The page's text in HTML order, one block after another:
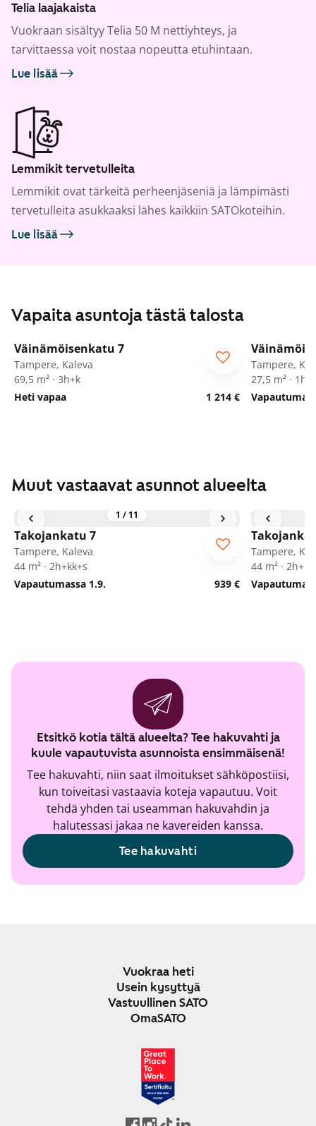
Telia laajakaista
Vuokraan sisältyy Telia 50 M nettiyhteys, ja
tarvittaessa voit nostaa nopeutta etuhintaan.
Lue lisää
Lemmikit tervetulleita
Lemmikit ovat tärkeitä perheenjäseniä ja lämpimästi
tervetulleita asukkaaksi lähes kaikkiin SATOkoteihin.
Lue lisää
Vapaita asuntoja tästä talosta
/28
Väinämöisenkatu 7
Tampere, Kaleva
69,5 m² · 3h+k
Heti vapaa
1 214 €
Tampere,
27,5 m² ·
Muut vastaavat asunnot alueelta
1 / 11
Takojankatu 7
Tampere, Kaleva
44 m² · 2h+kk+s
Vapautumassa 1.9.
939 €
Tampere,
44 m² ·
Etsitkö kotia tältä alueelta? Tee hakuvahti ja
kuule vapautuvista asunnoista ensimmäisenä!
Tee hakuvahti, niin saat ilmoitukset sähköpostiisi,
kun toiveitasi vastaavia koteja vapautuu. Voit
tehdä yhden tai useamman hakuvahdin ja
halutessasi jakaa ne kavereiden kanssa.
Tee hakuvahti
Vuokraa heti
Usein kysyttyä
Vastuullinen SATO
OmaSATO
JOULU 2024-2025
SUOMI